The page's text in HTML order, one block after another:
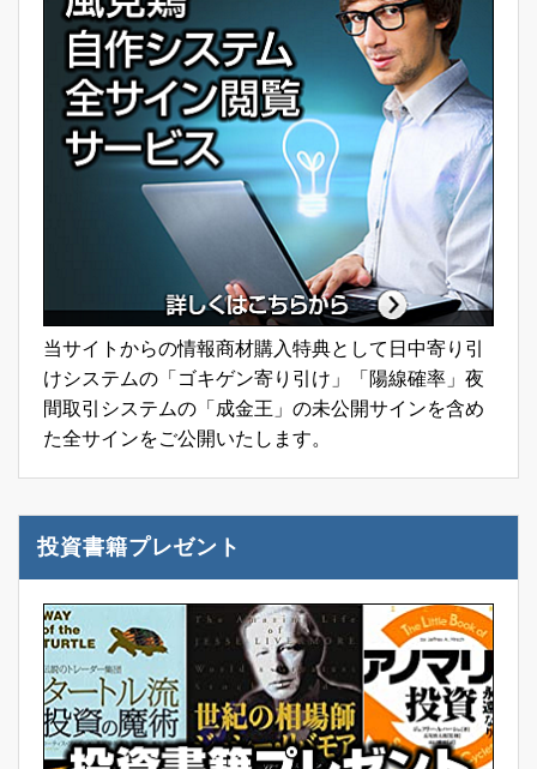
当サイトからの情報商材購入特典として日中寄り引
けシステムの「ゴキゲン寄り引け」「陽線確率」夜
間取引システムの「成金王」の未公開サインを含め
た全サインをご公開いたします。
投資書籍プレゼント